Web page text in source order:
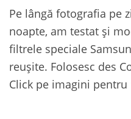
Pe lângă fotografia pe
noapte, am testat și
filtrele speciale
reușite. Folosesc des
Click pe imagini pentru